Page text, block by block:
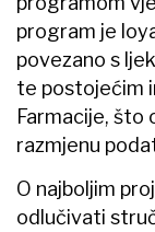
program je
povezano s
te postojećim
Farmacije, što
razmjenu
O najboljim
odlučivati